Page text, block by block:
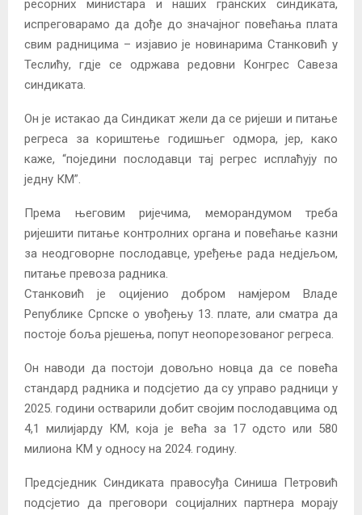
ресорних министара и наших гранских синдиката,
испреговарамо да дође до значајног повећања плата
свим радницима – изјавио је новинарима Станковић у
Теслићу, гдје се одржава редовни Конгрес Савеза
синдиката.
Он је истакао да Синдикат жели да се ријеши и питање
регреса за кориштење годишњег одмора, јер, како
каже, “поједини послодавци тај регрес исплаћују по
једну КМ”.
Према његовим ријечима, меморандумом треба
ријешити питање контролних органа и повећање казни
за неодговорне послодавце, уређење рада недјељом,
питање превоза радника.
Станковић је оцијенио добром намјером Владе
Републике Српске о увођењу 13. плате, али сматра да
постоје боља рјешења, попут неопорезованог регреса.
Он наводи да постоји довољно новца да се повећа
стандард радника и подсјетио да су управо радници у
2025. години остварили добит својим послодавцима од
4,1 милијарду КМ, која је већа за 17 одсто или 580
милиона КМ у односу на 2024. годину.
Предсједник Синдиката правосуђа Синиша Петровић
подсјетио да преговори социјалних партнера морају